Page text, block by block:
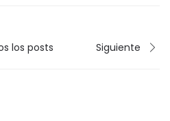
los posts Siguiente